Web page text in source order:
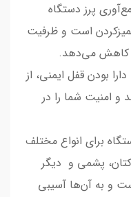
پرز دستگاه
است و ظرفیت
را کاهش می‌دهد.
بودن قفل ایمنی، از
و امنیت شما را در
برای انواع مختلف
کتان، پشمی و دیگر
و به آن‌ها آسیبی